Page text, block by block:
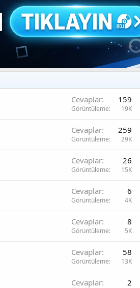
Cevaplar 159
Görüntüleme 19K
Cevaplar 259
Görüntüleme 29K
Cevaplar 26
Görüntüleme 15K
Cevaplar 6
Görüntüleme 4K
Cevaplar 8
Görüntüleme 5K
Cevaplar 58
Görüntüleme 13K
Cevaplar 2